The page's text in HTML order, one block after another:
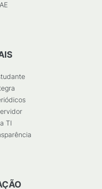
TI